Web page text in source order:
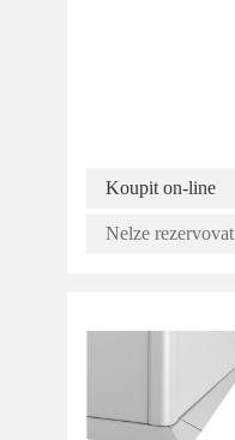
Koupit on-line
Nelze rezervovat